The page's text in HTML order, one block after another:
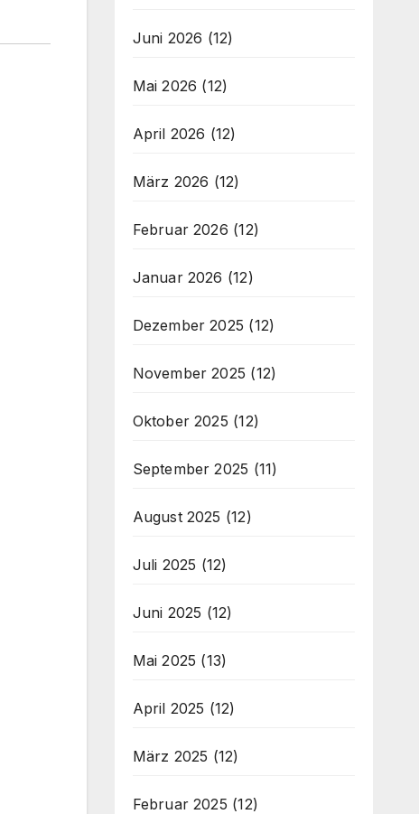
Juni 2026 (12)
Mai 2026 (12)
April 2026 (12)
März 2026 (12)
Februar 2026 (12)
Januar 2026 (12)
Dezember 2025 (12)
November 2025 (12)
Oktober 2025 (12)
September 2025 (11)
August 2025 (12)
Juli 2025 (12)
Juni 2025 (12)
Mai 2025 (13)
April 2025 (12)
März 2025 (12)
Februar 2025 (12)